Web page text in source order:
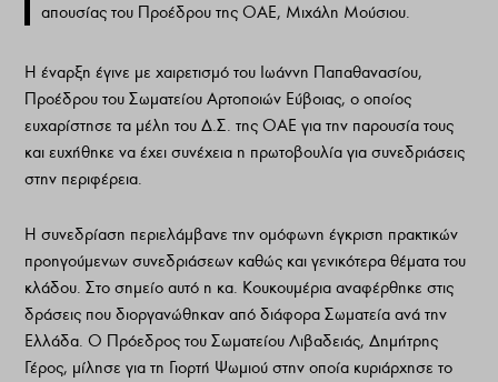
απουσίας του Προέδρου της ΟΑΕ, Μιχάλη Μούσιου.
Η έναρξη έγινε με χαιρετισμό του Ιωάννη Παπαθανασίου,
Προέδρου του Σωματείου Αρτοποιών Εύβοιας, ο οποίος
ευχαρίστησε τα μέλη του Δ.Σ. της ΟΑΕ για την παρουσία τους
και ευχήθηκε να έχει συνέχεια η πρωτοβουλία για συνεδριάσεις
στην περιφέρεια.
Η συνεδρίαση περιελάμβανε την ομόφωνη έγκριση πρακτικών
προηγούμενων συνεδριάσεων καθώς και γενικότερα θέματα του
κλάδου. Στο σημείο αυτό η κα. Κουκουμέρια αναφέρθηκε στις
δράσεις που διοργανώθηκαν από διάφορα Σωματεία ανά την
Ελλάδα. Ο Πρόεδρος του Σωματείου Λιβαδειάς, Δημήτρης
Γέρος, μίλησε για τη Γιορτή Ψωμιού στην οποία κυριάρχησε το